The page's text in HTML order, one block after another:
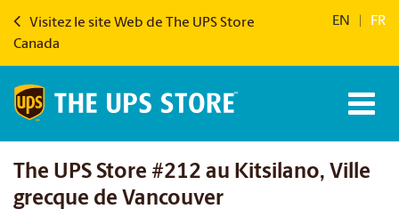
Visitez le site Web de The UPS Store
Canada
EN FR
The UPS Store #212 au Kitsilano, Ville
grecque de Vancouver